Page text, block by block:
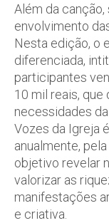
Além da
envolvimento
Nesta edição, o
diferenciada,
participantes
10 mil reais, que
necessidades da
Vozes da Igreja
anualmente,
objetivo revelar
valorizar as
manifestações
e criativa.